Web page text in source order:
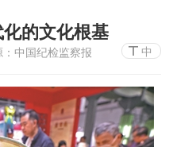
的文化根基
中国纪检监察报 中